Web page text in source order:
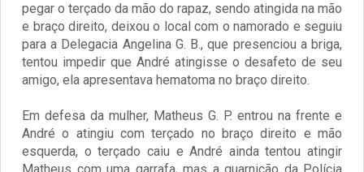
pegar o terçado da mão do rapaz, sendo atingida na mão
e braço direito, deixou o local com o namorado e seguiu
para a Delegacia Angelina G. B., que presenciou a briga,
tentou impedir que André atingisse o desafeto de seu
amigo, ela apresentava hematoma no braço direito.
Em defesa da mulher, Matheus G. P. entrou na frente e
André o atingiu com terçado no braço direito e mão
esquerda, o terçado caiu e André ainda tentou atingir